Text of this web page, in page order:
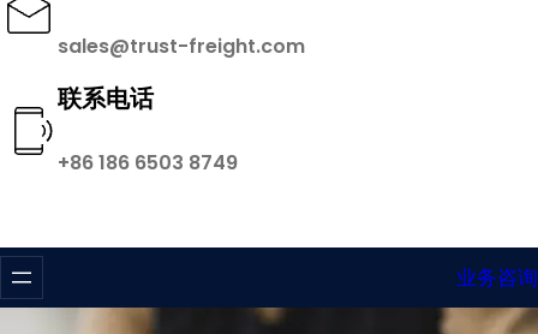
sales@trust-freight.com
联系电话
+86 186 6503 8749
业务咨询